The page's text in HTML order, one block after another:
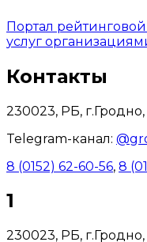
Портал
услуг
Контакты
230023, РБ,
Telegram-канал:
8 (0152) 62-60-56, 8
1
230023, РБ,